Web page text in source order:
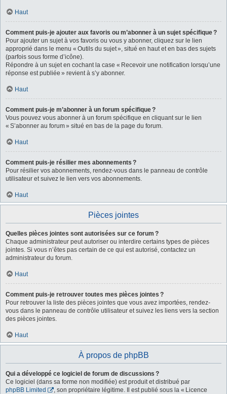
Haut
Comment puis-je ajouter aux favoris ou m’abonner à un sujet spécifique ?
Pour ajouter un sujet à vos favoris ou vous y abonner, cliquez sur le lien
approprié dans le menu « Outils du sujet », situé en haut et en bas des sujets
(parfois sous forme d’icône).
Répondre à un sujet en cochant la case « Recevoir une notification lorsqu’une
réponse est publiée » revient à s’y abonner.
Haut
Comment puis-je m’abonner à un forum spécifique ?
Vous pouvez vous abonner à un forum spécifique en cliquant sur le lien
« S’abonner au forum » situé en bas de la page du forum.
Haut
Comment puis-je résilier mes abonnements ?
Pour résilier vos abonnements, rendez-vous dans le panneau de contrôle
utilisateur et suivez le lien vers vos abonnements.
Haut
Pièces jointes
Quelles pièces jointes sont autorisées sur ce forum ?
Chaque administrateur peut autoriser ou interdire certains types de pièces
jointes. Si vous n’êtes pas certain de ce qui est autorisé, contactez un
administrateur du forum.
Haut
Comment puis-je retrouver toutes mes pièces jointes ?
Pour retrouver la liste des pièces jointes que vous avez importées, rendez-
vous dans le panneau de contrôle utilisateur et suivez les liens vers la section
des pièces jointes.
Haut
À propos de phpBB
Qui a développé ce logiciel de forum de discussions ?
Ce logiciel (dans sa forme non modifiée) est produit et distribué par
phpBB Limited
, son propriétaire légitime. Il est publié sous la « Licence